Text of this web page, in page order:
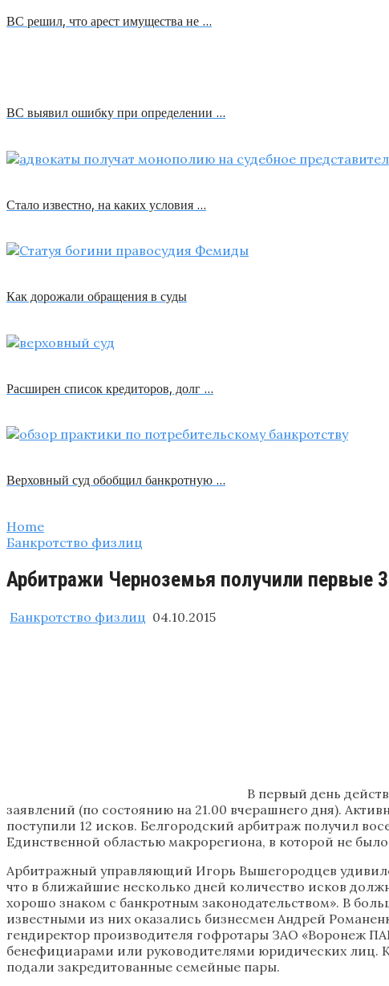
ВС решил, что арест имущества не …
ВС выявил ошибку при определении …
Стало известно, на каких условия …
Как дорожали обращения в суды
Расширен список кредиторов, долг …
Верховный суд обобщил банкротную …
Home
Банкротство физлиц
Арбитражи Черноземья получили первые
Банкротство физлиц 04.10.2015
В первый день
заявлений (по состоянию на 21.00 вчерашнего дня).
поступили 12 исков. Белгородский арбитраж получил
Единственной областью макрорегиона, в которой не
Арбитражный управляющий Игорь Вышегородцев
что в ближайшие несколько дней количество исков
хорошо знаком с банкротным законодательством». В
известными из них оказались бизнесмен Андрей
гендиректор производителя гофротары ЗАО «Воронеж
бенефициарами или руководителями юридических лиц.
подали закредитованные семейные пары.